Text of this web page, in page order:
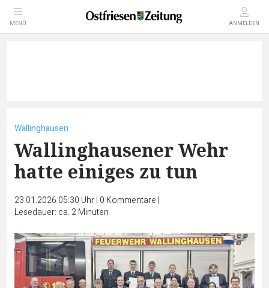
MENÜ ANMELDEN
Wallinghausen
Wallinghausener Wehr
hatte einiges zu tun
23.01.2026 05:30 Uhr| 0 Kommentare |
Lesedauer: ca. 2 Minuten